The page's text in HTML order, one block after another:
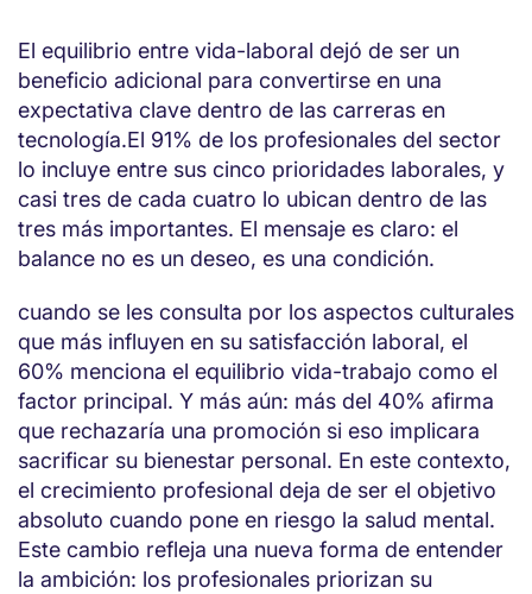
El equilibrio entre vida-laboral dejó de ser un
beneficio adicional para convertirse en una
expectativa clave dentro de las carreras en
tecnología.El 91% de los profesionales del sector
lo incluye entre sus cinco prioridades laborales, y
casi tres de cada cuatro lo ubican dentro de las
tres más importantes. El mensaje es claro: el
balance no es un deseo, es una condición.
cuando se les consulta por los aspectos culturales
que más influyen en su satisfacción laboral, el
60% menciona el equilibrio vida-trabajo como el
factor principal. Y más aún: más del 40% afirma
que rechazaría una promoción si eso implicara
sacrificar su bienestar personal. En este contexto,
el crecimiento profesional deja de ser el objetivo
absoluto cuando pone en riesgo la salud mental.
Este cambio refleja una nueva forma de entender
la ambición: los profesionales priorizan su